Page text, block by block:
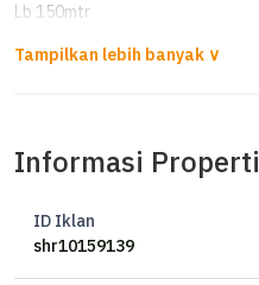
Lb 150mtr
CING
Informasi Properti
ID Iklan
shr10159139